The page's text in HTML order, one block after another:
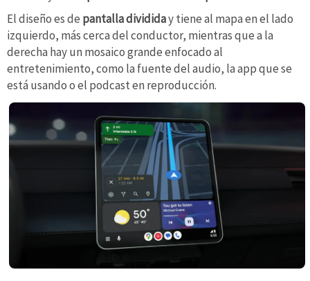
El diseño es de pantalla divididay tiene al mapa en el lado
izquierdo, más cerca del conductor, mientras que a la
derecha hay un mosaico grande enfocado al
entretenimiento, como la fuente del audio, la app que se
está usando o el podcast en reproducción.